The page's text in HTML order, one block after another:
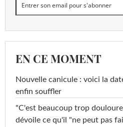
EN CE MOMENT
Nouvelle canicule : voici la
enfin souffler
"C'est beaucoup trop
dévoile ce qu'il "ne peut pas